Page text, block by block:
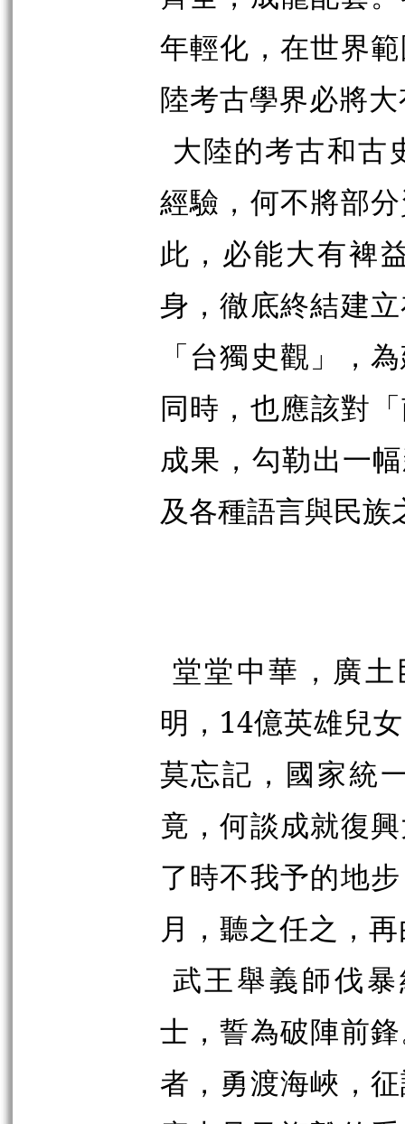
年輕化，在世界
陸考古學界必將
大陸的考古和古
經驗，何不將部
此，必能大有裨
身，徹底終結建
「台獨史觀」，
同時，也應該對
成果，勾勒出一
及各種語言與民族
堂堂中華，廣
明，14億英雄兒
莫忘記，國家統
竟，何談成就復
了時不我予的地
月，聽之任之，
武王舉義師伐
士，誓為破陣前
者，勇渡海峽，